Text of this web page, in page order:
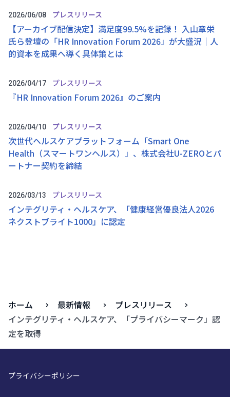
2026/06/08 プレスリリース
【アーカイブ配信決定】満足度99.5%を記録！ 入山章栄
氏ら登壇の「HR Innovation Forum 2026」が大盛況｜人
的資本を成果へ導く具体策とは
2026/04/17 プレスリリース
『HR Innovation Forum 2026』のご案内
2026/04/10 プレスリリース
次世代ヘルスケアプラットフォーム「Smart One
Health（スマートワンヘルス）」、株式会社U-ZEROとパ
ートナー契約を締結
2026/03/13 プレスリリース
インテグリティ・ヘルスケア、「健康経営優良法人2026
ネクストブライト1000」に認定
ホーム 最新情報
プレスリリース
インテグリティ・ヘルスケア、「プライバシーマーク」認
定を取得
プライバシーポリシー